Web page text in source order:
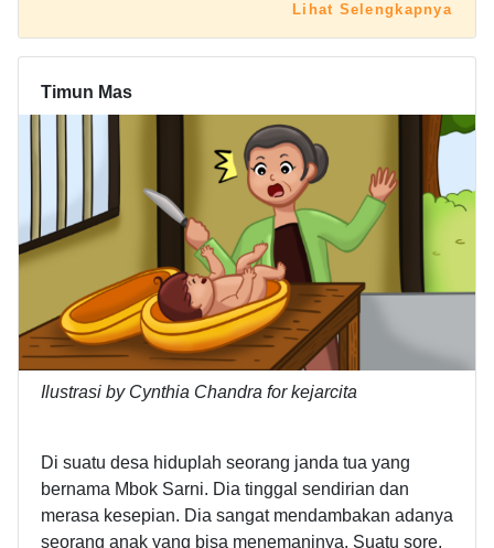
Lihat Selengkapnya
Timun Mas
Ilustrasi by Cynthia Chandra for kejarcita
Di suatu desa hiduplah seorang janda tua yang
bernama Mbok Sarni. Dia tinggal sendirian dan
merasa kesepian. Dia sangat mendambakan adanya
seorang anak yang bisa menemaninya. Suatu sore,